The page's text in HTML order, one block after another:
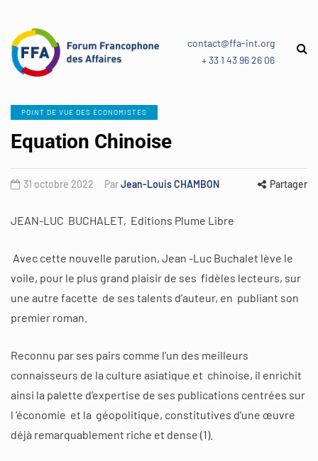
contact@ffa-int.org
+ 33 1 43 96 26 06
POINT DE VUE DES ÉCONOMISTES
Equation Chinoise
31 octobre 2022 ParJean-Louis CHAMBON Partager
JEAN-LUC BUCHALET, Editions Plume Libre
Avec cette nouvelle parution, Jean -Luc Buchalet lève le
voile, pour le plus grand plaisir de ses fidèles lecteurs, sur
une autre facette de ses talents d’auteur, en publiant son
premier roman.
Reconnu par ses pairs comme l’un des meilleurs
connaisseurs de la culture asiatique et chinoise, il enrichit
ainsi la palette d’expertise de ses publications centrées sur
l ‘économie et la géopolitique, constitutives d’une œuvre
déjà remarquablement riche et dense (1).